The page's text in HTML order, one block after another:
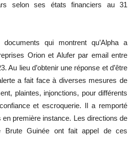
selon ses états financiers au 31
qui montrent qu’Alpha a
Orion et Alufer par email entre
Au lieu d’obtenir une réponse et d’être
a fait face à diverses mesures de
plaintes, injonctions, pour différents
et escroquerie. Il a remporté
première instance. Les directions de
Brute Guinée ont fait appel de ces